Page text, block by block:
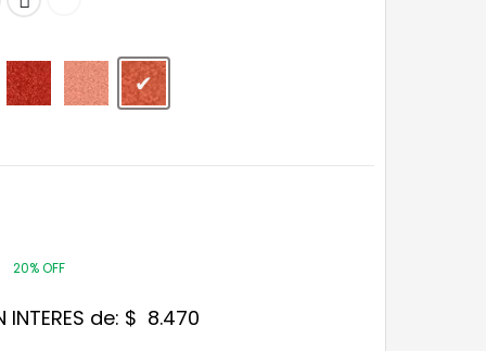
CerámicoIncoloroNatural
20% OFF
de: $ 8.470